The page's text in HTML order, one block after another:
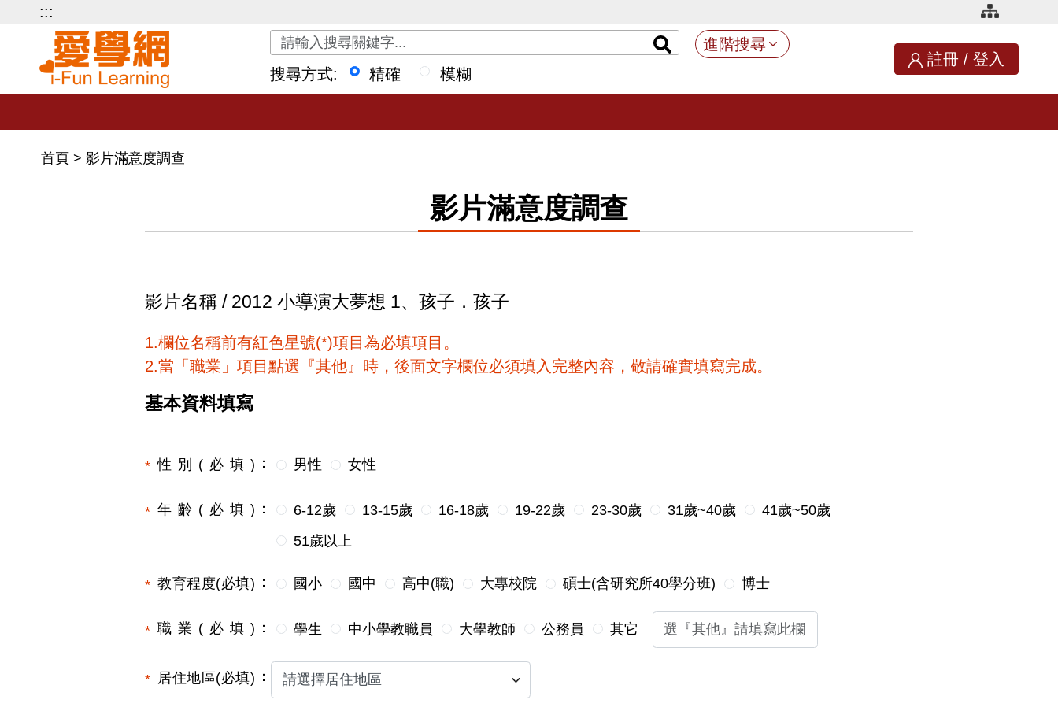
:::
關鍵字搜尋
進階搜尋
搜尋方式:
精確 模糊
註冊 / 登入
首頁 > 影片滿意度調查
影片滿意度調查
影片名稱 / 2012 小導演大夢想 1、孩子．孩子
1.欄位名稱前有紅色星號(*)項目為必填項目。
2.當「職業」項目點選『其他』時，後面文字欄位必須填入完整內容，敬請確實填寫完成。
基本資料填寫
性別(必填) 男性 女性
年齡(必填) 6-12歲 13-15歲 16-18歲 19-22歲 23-30歲 31歲~40歲
41歲~50歲
51歲以上
教育程度(必填) 國小 國中 高中(職) 大專校院 碩士(含研究所40學分班) 博士
職業(必填) 學生 中小學教職員 大學教師 公務員 其它
居住地區(必填)